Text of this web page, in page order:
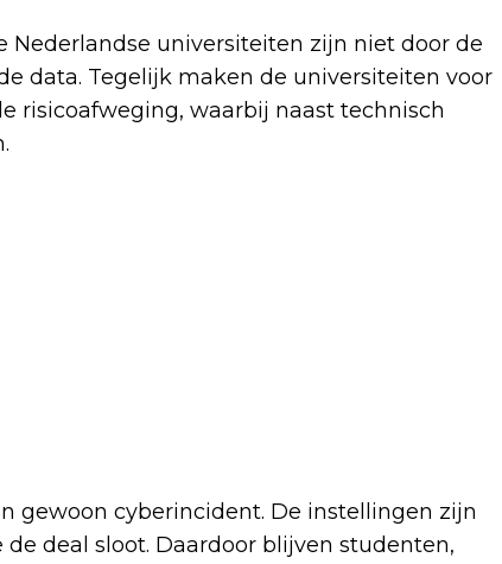
Nederlandse universiteiten zijn niet door de
data. Tegelijk maken de universiteiten voor
risicoafweging, waarbij naast technisch
gewoon cyberincident. De instellingen zijn
deal sloot. Daardoor blijven studenten,